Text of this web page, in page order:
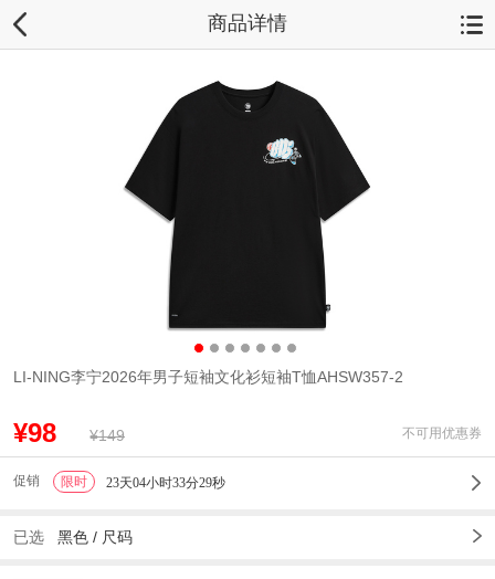
商品详情
LI-NING李宁2026年男子短袖文化衫短袖T恤AHSW357-2
¥98 ¥149 不可用优惠券
促销 限时 23天04小时33分28秒
已选 黑色 / 尺码